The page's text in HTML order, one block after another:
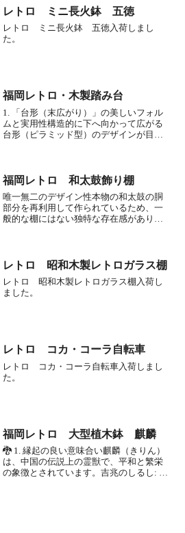
レトロ ミニ長火鉢 五徳
レトロ ミニ長火鉢 五徳入荷しまし
た。
福岡レトロ・木製踏み台
1. 「台形（末広がり）」の美しいフォル
ムと実用性構造的に下へ向かって広がる
台形（ピラミッド型）のデザインが目を
本の伝統的な「末...
福岡レトロ 和太鼓飾り棚
唯一無二のデザイン性本物の和太鼓の胴
部分を再利用して作られているため、一
般的な棚にはない独特な存在感がありま
はない唯一無二のデザイン...
レトロ 昭和木製レトロガラス棚
レトロ 昭和木製レトロガラス棚入荷し
ました。
レトロ コカ・コーラ自転車
レトロ コカ・コーラ自転車入荷しまし
た。
福岡レトロ 大型植木鉢 麒麟
🐉 1. 縁起の良い意味合い麒麟（きりん）
は、中国の伝説上の霊獣で、平和と繁栄
の象徴とされています。吉兆のしるし: 皇